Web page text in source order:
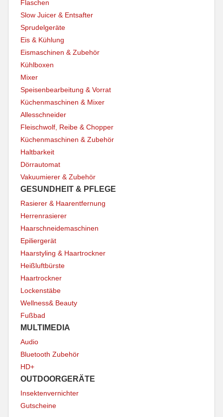
Flaschen
Slow Juicer & Entsafter
Sprudelgeräte
Eis & Kühlung
Eismaschinen & Zubehör
Kühlboxen
Mixer
Speisenbearbeitung & Vorrat
Küchenmaschinen & Mixer
Allesschneider
Fleischwolf, Reibe & Chopper
Küchenmaschinen & Zubehör
Haltbarkeit
Dörrautomat
Vakuumierer & Zubehör
GESUNDHEIT & PFLEGE
Rasierer & Haarentfernung
Herrenrasierer
Haarschneidemaschinen
Epiliergerät
Haarstyling & Haartrockner
Heißluftbürste
Haartrockner
Lockenstäbe
Wellness& Beauty
Fußbad
MULTIMEDIA
Audio
Bluetooth Zubehör
HD+
OUTDOORGERÄTE
Insektenvernichter
Gutscheine